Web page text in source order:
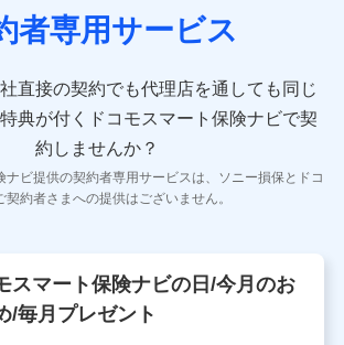
る情報。例として、保険契約者及び被保険
所、生年月日、性別、保険契約者と被保険
や築年数などの情報、ペットの種類や年
どが含まれます。
る者の範囲】
社NTTドコモが提供する保険関連サービ
ザ登録受付および管理のため
者専用サービス
直接の契約でも代理店を通しても同じ
典が付くドコモスマート保険ナビで契
約しませんか？
ナビ提供の契約者専用サービスは、ソニー損保とドコ
約者さまへの提供はございません。
スマート保険ナビの日/今月のお
/毎月プレゼント